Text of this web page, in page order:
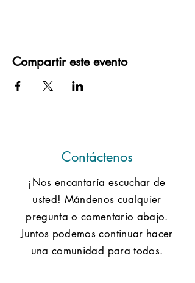
Compartir este evento
Contáctenos
¡Nos encantaría escuchar de
usted! Mándenos cualquier
pregunta o comentario abajo.
Juntos podemos continuar hacer
una comunidad para todos.